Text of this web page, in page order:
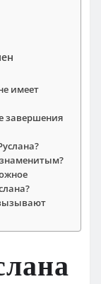
имеет
завершения